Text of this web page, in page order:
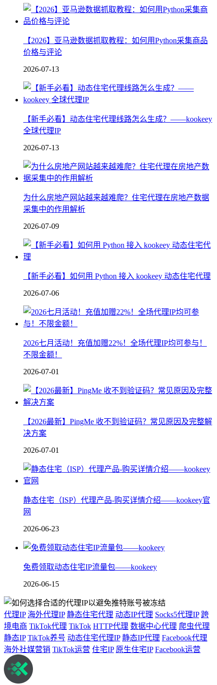
【2026】亚马逊数据抓取教程：如何用Python采集商品
价格与评论
2026-07-13
【新手必看】动态住宅代理线路怎么生成？——kookeey
全球代理IP
2026-07-13
为什么房地产网站越来越难爬？住宅代理在房地产数据
采集中的作用解析
2026-07-09
【新手必看】如何用 Python 接入 kookeey 动态住宅代理
2026-07-06
2026七月活动！充值加赠22%！全场代理IP均可参与！
不限金额！
2026-07-01
【2026最新】PingMe 收不到验证码？常见原因及完整解
决方案
2026-07-01
静态住宅（ISP）代理产品-购买详情介绍——kookeey官
网
2026-06-23
免费领取动态住宅IP流量包——kookeey
2026-06-15
代理IP 海外代理IP 静态住宅代理 动态IP代理 Socks5代理IP 跨
境电商 TikTok代理 TikTok HTTP代理 数据中心代理 爬虫代理
静态IP TikTok养号 动态住宅代理IP 静态IP代理 Facebook代理
海外社媒营销 TikTok运营 住宅IP 原生住宅IP Facebook运营